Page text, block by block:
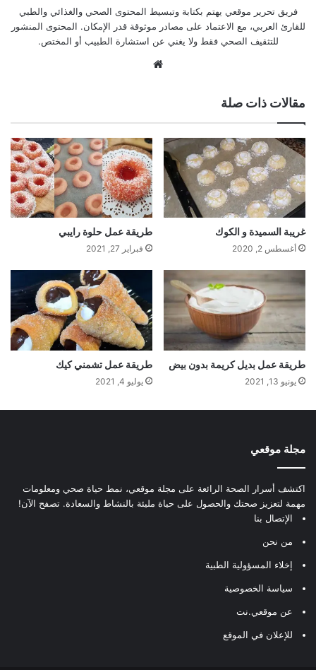
فريق تحرير موقعي يهتم بكتابة وتبسيط المحتوى الصحي والغذائي والطبي
للقارئ العربي، مع الاعتماد على مصادر موثوقة قدر الإمكان. المحتوى المنشور
للتثقيف الصحي فقط ولا يغني عن استشارة الطبيب أو المختص.
مقالات ذات صلة
غريبة السميدة و الكوك
أغسطس 2, 2020
طريقة عمل حلوة رايبي
فبراير 27, 2021
طريقة عمل بديل كريمة بدون بيض
يونيو 13, 2021
طريقة عمل تشمني كيك
يوليو 4, 2021
مجلة موقعي
اكتشف أسرار الصحة الرائعة على مجلة موقعي، نمط حياة صحي ومعلومات
مهمة لتعزيز صحتك والحصول على حياة مليئة بالنشاط والسعادة. تصفح الآن!
الإتصال بنا
من نحن
إخلاء المسؤولية الطبية
سياسة الخصوصية
عن موقعي.نت
للإعلان في الموقع